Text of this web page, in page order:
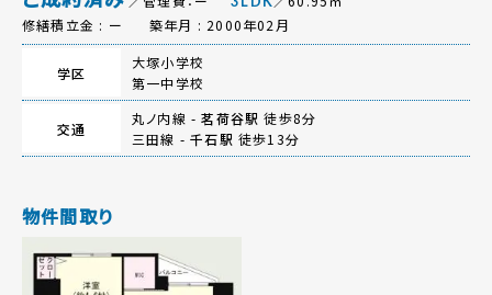
修繕積立金 : ー
築年月 : 2000年02月
学区
大塚小学校
第一中学校
交通
丸ノ内線 -茗荷谷駅 徒歩8分
三田線 -千石駅 徒歩13分
物件間取り